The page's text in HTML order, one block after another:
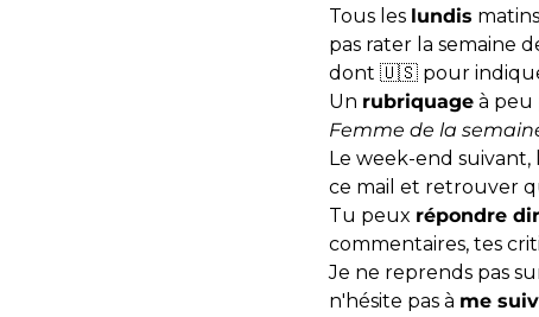
Tous les lundis matins
pas rater la semaine
dont 🇺🇸 pour
Un rubriquage à peu
Femme de la
Le week-end
ce mail et retrouver
Tu peux répondre
commentaires, tes
Je ne reprends pas
n'hésite pas à me